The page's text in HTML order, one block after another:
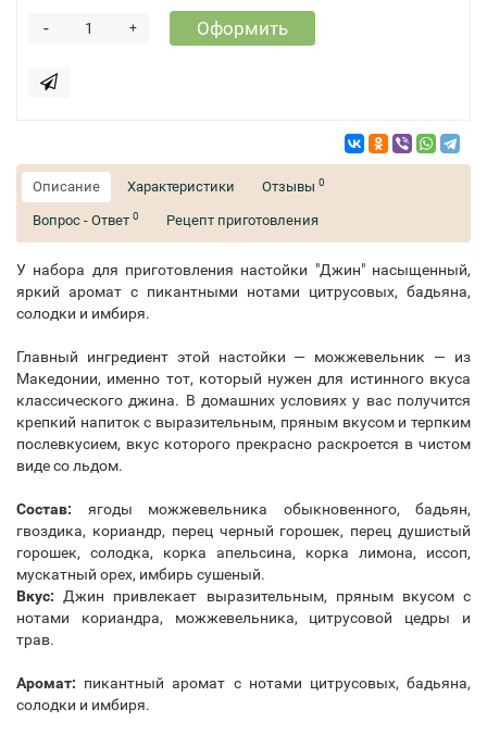
+
- Оформить
Описание Характеристики Отзывы 0
Вопрос - Ответ 0 Рецепт приготовления
У набора для приготовления настойки "Джин" насыщенный,
яркий аромат с пикантными нотами цитрусовых, бадьяна,
солодки и имбиря.
Главный ингредиент этой настойки — можжевельник — из
Македонии, именно тот, который нужен для истинного вкуса
классического джина. В домашних условиях у вас получится
крепкий напиток с выразительным, пряным вкусом и терпким
послевкусием, вкус которого прекрасно раскроется в чистом
виде со льдом.
Состав: ягоды можжевельника обыкновенного, бадьян,
гвоздика, кориандр, перец черный горошек, перец душистый
горошек, солодка, корка апельсина, корка лимона, иссоп,
мускатный орех, имбирь сушеный.
Вкус: Джин привлекает выразительным, пряным вкусом с
нотами кориандра, можжевельника, цитрусовой цедры и
трав.
Аромат: пикантный аромат с нотами цитрусовых, бадьяна,
солодки и имбиря.